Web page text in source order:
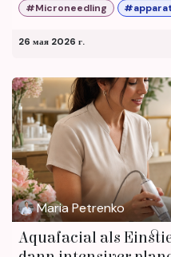
#Microneedling
26 мая 2026 г.
Maria Petrenko
Aquafacial als